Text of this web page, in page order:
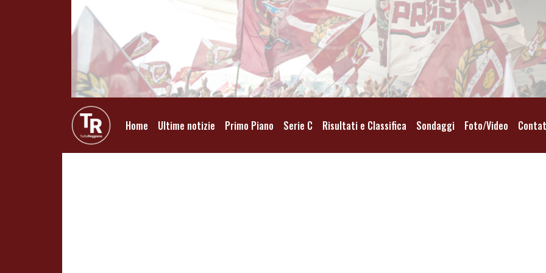
Home Ultime notizie Primo Piano Serie C Risultati e Classifica Sondaggi Foto/Video